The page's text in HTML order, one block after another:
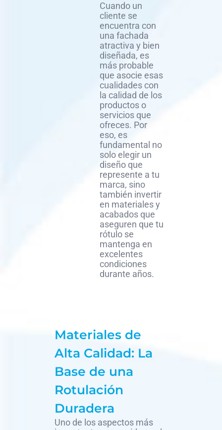
Cuando un
cliente se
encuentra con
una fachada
atractiva y bien
diseñada, es
más probable
que asocie esas
cualidades con
la calidad de los
productos o
servicios que
ofreces. Por
eso, es
fundamental no
solo elegir un
diseño que
represente a tu
marca, sino
también invertir
en materiales y
acabados que
aseguren que tu
rótulo se
mantenga en
excelentes
condiciones
durante años.
Materiales de
Alta Calidad: La
Base de una
Rotulación
Duradera
Uno de los aspectos más